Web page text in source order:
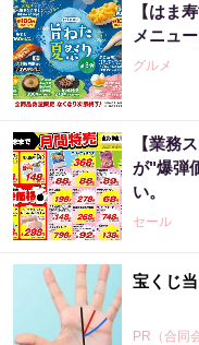
【はま
メニュ
グルメ
【業務
が"爆弾
い。
セール
宝くじ
PR（合同